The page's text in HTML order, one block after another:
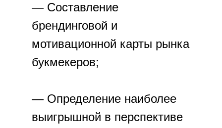
— Составление
брендинговой и
мотивационной карты рынка
букмекеров;
— Определение наиболее
выигрышной в перспективе